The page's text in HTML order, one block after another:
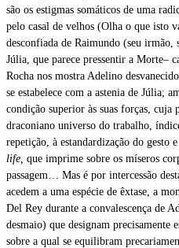
são os estigmas somáticos de uma
pelo casal de velhos (Olha o que isto
desconfiada de Raimundo (seu irmão,
Júlia, que parece pressentir a Morte–
Rocha nos mostra Adelino
se estabelece com a astenia de Júlia;
condição superior às suas forças, cuja
draconiano universo do trabalho,
repetição, à estandardização do gesto
life, que imprime sobre os míseros
passagem… Mas é por intercessão
acedem a uma espécie de êxtase, a
Del Rey durante a convalescença de
desmaio) que designam precisamente
sobre a qual se equilibram